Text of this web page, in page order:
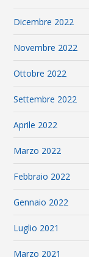
Dicembre 2022
Novembre 2022
Ottobre 2022
Settembre 2022
Aprile 2022
Marzo 2022
Febbraio 2022
Gennaio 2022
Luglio 2021
Marzo 2021